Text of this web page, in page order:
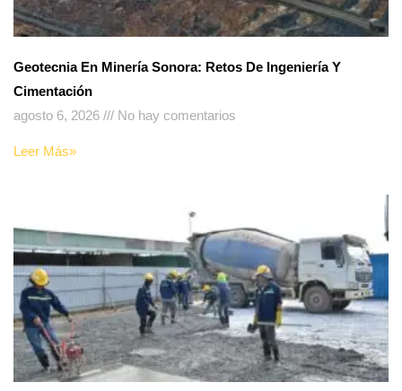
Geotecnia En Minería Sonora: Retos De Ingeniería Y
Cimentación
agosto 6, 2026
No hay comentarios
Leer Más»